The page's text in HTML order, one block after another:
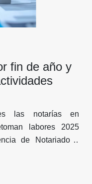
fin de año y
las notarías en
labores 2025
de Notariado y
salen a vacaciones,
la entidad emitió
a la prestación